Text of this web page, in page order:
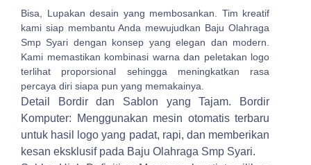
Bisa, Lupakan desain yang membosankan. Tim kreatif
kami siap membantu Anda mewujudkan Baju Olahraga
Smp Syari dengan konsep yang elegan dan modern.
Kami memastikan kombinasi warna dan peletakan logo
terlihat proporsional sehingga meningkatkan rasa
percaya diri siapa pun yang memakainya.
Detail Bordir dan Sablon yang Tajam.
Bordir
Komputer: Menggunakan mesin otomatis terbaru
untuk hasil logo yang padat, rapi, dan memberikan
kesan eksklusif pada Baju Olahraga Smp Syari.